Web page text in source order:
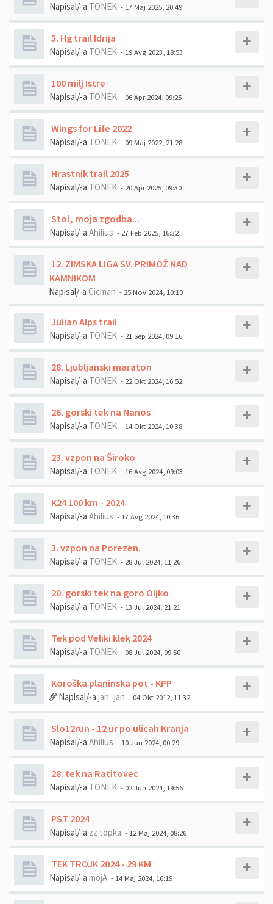
Napisal/-a TONEK - 17 Maj 2025, 20:49
5. Hg trail Idrija
Napisal/-a TONEK - 19 Avg 2023, 18:53
100 milj Istre
Napisal/-a TONEK - 06 Apr 2024, 09:25
Wings for Life 2022
Napisal/-a TONEK - 09 Maj 2022, 21:28
Hrastnik trail 2025
Napisal/-a TONEK - 20 Apr 2025, 09:30
Stol, moja zgodba...
Napisal/-a Ahilius - 27 Feb 2025, 16:32
12. ZIMSKA LIGA SV. PRIMOŽ NAD
KAMNIKOM
Napisal/-a Cicman - 25 Nov 2024, 10:10
Julian Alps trail
Napisal/-a TONEK - 21 Sep 2024, 09:16
28. Ljubljanski maraton
Napisal/-a TONEK - 22 Okt 2024, 16:52
26. gorski tek na Nanos
Napisal/-a TONEK - 14 Okt 2024, 10:38
23. vzpon na Široko
Napisal/-a TONEK - 16 Avg 2024, 09:03
K24 100 km - 2024
Napisal/-a Ahilius - 17 Avg 2024, 10:36
3. vzpon na Porezen.
Napisal/-a TONEK - 28 Jul 2024, 11:26
20. gorski tek na goro Oljko
Napisal/-a TONEK - 13 Jul 2024, 21:21
Tek pod Veliki klek 2024
Napisal/-a TONEK - 08 Jul 2024, 09:50
Koroška planinska pot - KPP
Napisal/-a jan_jan - 04 Okt 2012, 11:32
Slo12run - 12 ur po ulicah Kranja
Napisal/-a Ahilius - 10 Jun 2024, 00:29
28. tek na Ratitovec
Napisal/-a TONEK - 02 Jun 2024, 19:56
PST 2024
Napisal/-a zz topka - 12 Maj 2024, 08:26
TEK TROJK 2024 - 29 KM
Napisal/-a mojA - 14 Maj 2024, 16:19